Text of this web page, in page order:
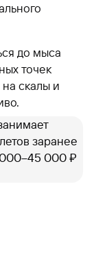
до мыса
точек
скалы и
заранее
000–45 000 ₽